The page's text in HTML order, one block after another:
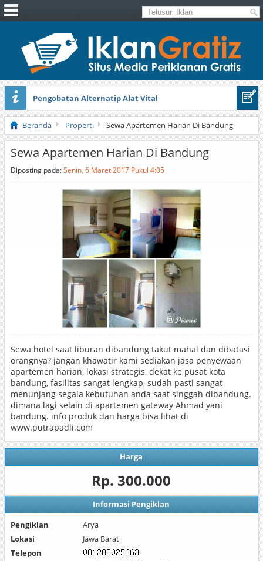
Pengobatan Alternatip Alat Vital
Pita Cantik Pesona
Beranda Properti Sewa Apartemen Harian Di Bandung
Sewa Apartemen Harian Di Bandung
Diposting pada:Senin, 6 Maret 2017 Pukul 4:05
Sewa hotel saat liburan dibandung takut mahal dan dibatasi
orangnya? jangan khawatir kami sediakan jasa penyewaan
apartemen harian, lokasi strategis, dekat ke pusat kota
bandung, fasilitas sangat lengkap, sudah pasti sangat
menunjang segala kebutuhan anda saat singgah dibandung.
dimana lagi selain di apartemen gateway Ahmad yani
bandung. info produk dan harga bisa lihat di
www.putrapadli.com
Harga
Rp. 300.000
Informasi Pengiklan
Pengiklan
Arya
Lokasi
Jawa Barat
Telepon